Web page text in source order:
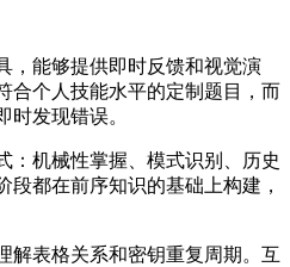
，能够提供即时反馈和视觉演
合个人技能水平的定制题目，而
时发现错误。
：机械性掌握、模式识别、历史
段都在前序知识的基础上构建，
解表格关系和密钥重复周期。互